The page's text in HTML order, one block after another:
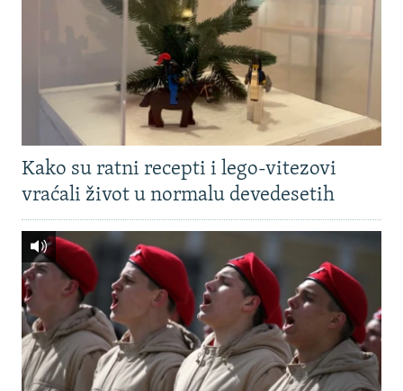
Kako su ratni recepti i lego-vitezovi
vraćali život u normalu devedesetih